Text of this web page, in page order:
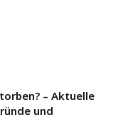
– Aktuelle
und